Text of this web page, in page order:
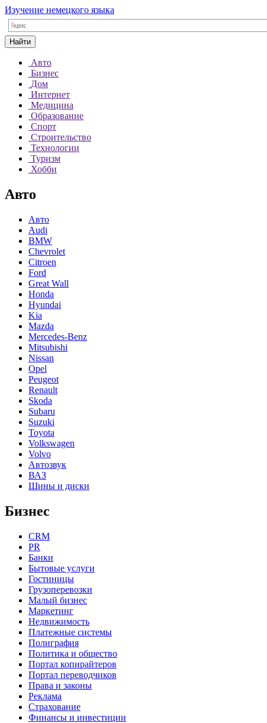
Изучение немецкого языка
Найти
Авто
Бизнес
Дом
Интернет
Медицина
Образование
Спорт
Строительство
Технологии
Туризм
Хобби
Авто
Авто
Audi
BMW
Chevrolet
Citroen
Ford
Great Wall
Honda
Hyundai
Kia
Mazda
Mercedes-Benz
Mitsubishi
Nissan
Opel
Peugeot
Renault
Skoda
Subaru
Suzuki
Toyota
Volkswagen
Volvo
Автозвук
ВАЗ
Шины и диски
Бизнес
CRM
PR
Банки
Бытовые услуги
Гостиницы
Грузоперевозки
Малый бизнес
Маркетинг
Недвижимость
Платежные системы
Полиграфия
Политика и общество
Портал копирайтеров
Портал переводчиков
Права и законы
Реклама
Страхование
Финансы и инвестиции